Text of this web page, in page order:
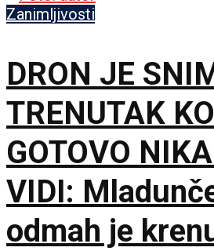
sjajem
Zanimljivosti
DRON JE
TRENUTAK
GOTOVO
VIDI:
odmah je